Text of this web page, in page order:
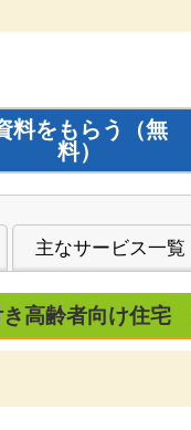
料をもらう
（無
料）
主なサービス一覧
き高齢者向け住